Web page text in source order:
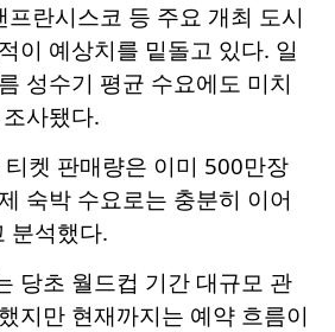
프란시스코 등 주요 개최 도시
이 예상치를 밑돌고 있다. 일
성수기 평균 수요에도 미치
사됐다.
티켓 판매량은 이미 500만장
숙박 수요로는 충분히 이어
분석했다.
당초 월드컵 기간 대규모 관
지만 현재까지는 예약 흐름이